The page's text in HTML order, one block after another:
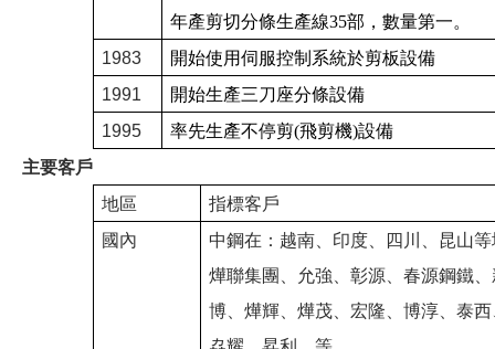
年產剪切分條生產線35部，數量第一。
1983
開始使用伺服控制系統於剪板設備
1991
開始生產三刀座分條設備
1995
率先生產不停剪(飛剪機)設備
主要客戶
地區
指標客戶
國內
中鋼在：越南、印度、四川、昆山
燁聯集團、允強、彰源、春源鋼鐵
博、燁輝、燁茂、宏隆、博淳、泰